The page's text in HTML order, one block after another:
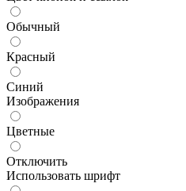
Обычный
Красный
Синий
Изображения
Цветные
Отключить
Использовать шрифт